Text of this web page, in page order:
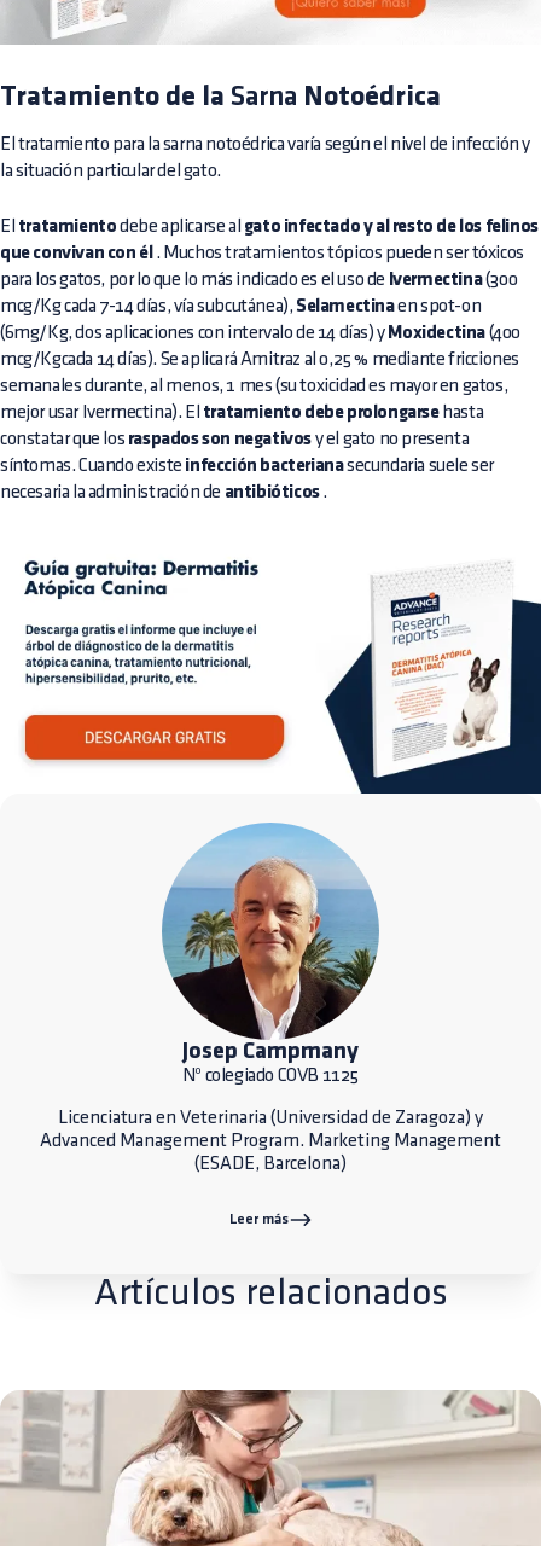
Tratamiento de la Sarna Notoédrica
El tratamiento para la sarna notoédrica varía según el nivel de infección y
la situación particular del gato.
El tratamiento debe aplicarse al gato infectado y al resto de los felinos
que convivan con él . Muchos tratamientos tópicos pueden ser tóxicos
para los gatos, por lo que lo más indicado es el uso de Ivermectina(300
mcg/Kg cada 7-14 días, vía subcutánea), Selamectinaen spot-on
(6mg/Kg, dos aplicaciones con intervalo de 14 días) y Moxidectina (400
mcg/Kgcada 14 días). Se aplicará Amitraz al 0,25 % mediante fricciones
semanales durante, al menos, 1 mes (su toxicidad es mayor en gatos,
mejor usar Ivermectina). El tratamiento debe prolongarsehasta
constatar que los raspados son negativos y el gato no presenta
síntomas. Cuando existe infección bacterianasecundaria suele ser
necesaria la administración de antibióticos.
Josep Campmany
Nº colegiado COVB 1125
Licenciatura en Veterinaria (Universidad de Zaragoza) y
Advanced Management Program. Marketing Management
(ESADE, Barcelona)
Leer más
Artículos relacionados